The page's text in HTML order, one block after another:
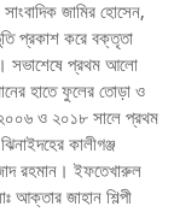
জামির হোসেন,
প্রকাশ করে বক্তৃতা
সভাশেষে প্রথম আলো
হাতে ফুলের তোড়া ও
ও ২০১৮ সালে প্রথম
কালীগঞ্জ
রহমান। ইফতেখারুল
আক্তার জাহান শিল্পী